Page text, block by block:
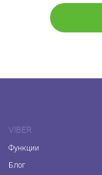
VIBER
Функции
Блог